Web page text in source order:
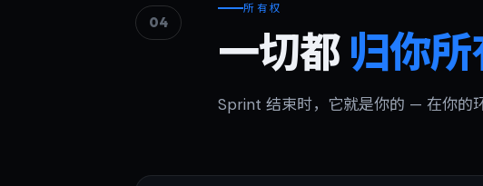
04
所有权
一切都 归你所
Sprint 结束时，它就是你的 — 在你的